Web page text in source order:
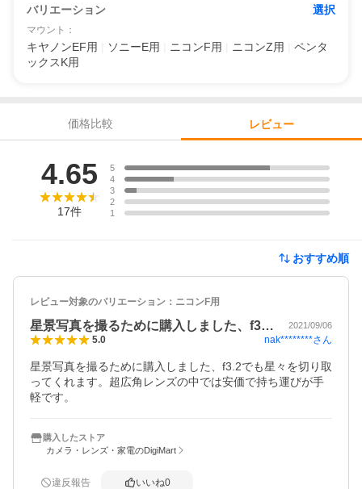
バリエーション 選択
マウント ：
キヤノンEF用 ソニーE用 ニコンF用 ニコンZ用
ペンタ
ックスK用
価格比較
レビュー
4.65
17件
5
4
3
2
1
おすすめ順
レビュー対象のバリエーション： ニコンF用
星景写真を撮るために購入しました、f3… 2021/09/06
5.0 nak********さん
星景写真を撮るために購入しました、f3.2でも星々を切り取
ってくれます。超広角レンズの中では安価で持ち運びが手
軽です。
購入したストア
カメラ・レンズ・家電のDigiMart
違反報告 いいね0